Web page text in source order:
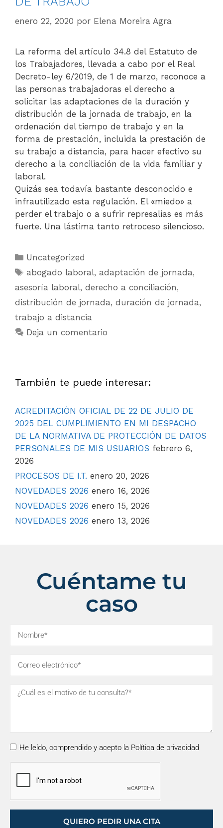
enero 22, 2020 por Elena Moreira Agra
La reforma del artículo 34.8 del Estatuto de
los Trabajadores, llevada a cabo por el Real
Decreto-ley 6/2019, de 1 de marzo, reconoce a
las personas trabajadoras el derecho a
solicitar las adaptaciones de la duración y
distribución de la jornada de trabajo, en la
ordenación del tiempo de trabajo y en la
forma de prestación, incluida la prestación de
su trabajo a distancia, para hacer efectivo su
derecho a la conciliación de la vida familiar y
laboral.
Quizás sea todavía bastante desconocido e
infrautilizado esta regulación. El «miedo» a
perder el trabajo o a sufrir represalias es más
fuerte. Una lástima tanto retroceso silencioso.
Uncategorized
abogado laboral,adaptación de jornada,
asesoría laboral, derecho a conciliación,
distribución de jornada, duración de jornada,
trabajo a distancia
Deja un comentario
También te puede interesar:
ACREDITACIÓN OFICIAL DE 22 DE JULIO DE
2025 DEL CUMPLIMIENTO EN MI DESPACHO
DE LA NORMATIVA DE PROTECCIÓN DE DATOS
PERSONALES DE MIS USUARIOS febrero 6,
2026
PROCESOS DE I.T. enero 20, 2026
NOVEDADES 2026 enero 16, 2026
NOVEDADES 2026 enero 15, 2026
NOVEDADES 2026 enero 13, 2026
Cuéntame tu
caso
He leído, comprendido y acepto la Política de privacidad
QUIERO PEDIR UNA CITA